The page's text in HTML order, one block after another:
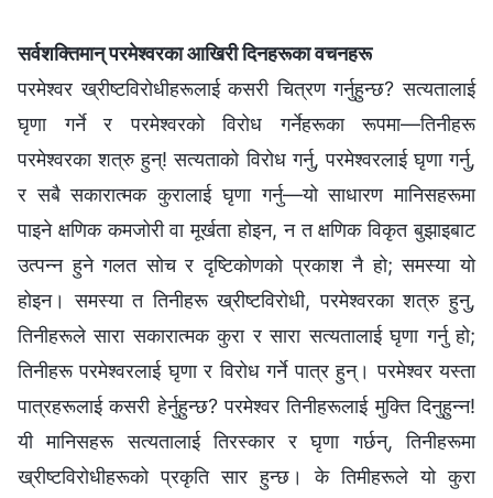
सर्वशक्तिमान् परमेश्‍वरका आखिरी दिनहरूका वचनहरू
परमेश्वर ख्रीष्टविरोधीहरूलाई कसरी चित्रण गर्नुहुन्छ? सत्यतालाई
घृणा गर्ने र परमेश्वरको विरोध गर्नेहरूका रूपमा—तिनीहरू
परमेश्वरका शत्रु हुन्! सत्यताको विरोध गर्नु, परमेश्वरलाई घृणा गर्नु,
र सबै सकारात्मक कुरालाई घृणा गर्नु—यो साधारण मानिसहरूमा
पाइने क्षणिक कमजोरी वा मूर्खता होइन, न त क्षणिक विकृत बुझाइबाट
उत्पन्न हुने गलत सोच र दृष्टिकोणको प्रकाश नै हो; समस्या यो
होइन। समस्या त तिनीहरू ख्रीष्टविरोधी, परमेश्वरका शत्रु हुनु,
तिनीहरूले सारा सकारात्मक कुरा र सारा सत्यतालाई घृणा गर्नु हो;
तिनीहरू परमेश्वरलाई घृणा र विरोध गर्ने पात्र हुन्। परमेश्वर यस्ता
पात्रहरूलाई कसरी हेर्नुहुन्छ? परमेश्वर तिनीहरूलाई मुक्ति दिनुहुन्न!
यी मानिसहरू सत्यतालाई तिरस्कार र घृणा गर्छन्, तिनीहरूमा
ख्रीष्टविरोधीहरूको प्रकृति सार हुन्छ। के तिमीहरूले यो कुरा